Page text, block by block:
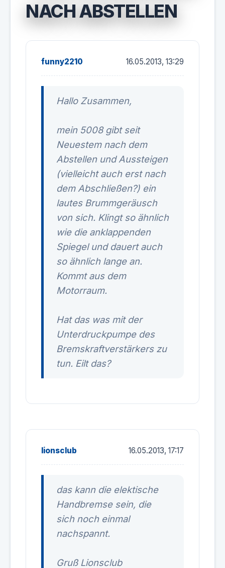
NACH ABSTELLEN
funny2210 16.05.2013, 13:29
Hallo Zusammen,
mein 5008 gibt seit
Neuestem nach dem
Abstellen und Aussteigen
(vielleicht auch erst nach
dem Abschließen?) ein
lautes Brummgeräusch
von sich. Klingt so ähnlich
wie die anklappenden
Spiegel und dauert auch
so ähnlich lange an.
Kommt aus dem
Motorraum.
Hat das was mit der
Unterdruckpumpe des
Bremskraftverstärkers zu
tun. Eilt das?
lionsclub 16.05.2013, 17:17
das kann die elektische
Handbremse sein, die
sich noch einmal
nachspannt.
Gruß Lionsclub